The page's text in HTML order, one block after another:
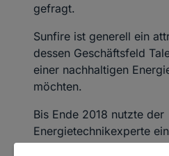
gefragt.
Sunfire ist generell ein
dessen Geschäftsfeld
einer nachhaltigen
möchten.
Bis Ende 2018 nutzte der
Energietechnikexperte
Verfahren für sein